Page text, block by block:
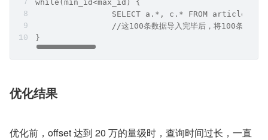
while(min_id<max_id) {
SELECT a.*, c.* FROM article a
//这100条数据导入完毕后，将100条数
}
优化结果
优化前，offset 达到 20 万的量级时，查询时间过长，一直